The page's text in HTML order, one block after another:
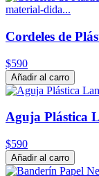
Cordeles de
$590
Añadir al carro
Aguja Plástica
$590
Añadir al carro